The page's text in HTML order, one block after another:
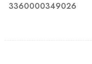
3360000349026